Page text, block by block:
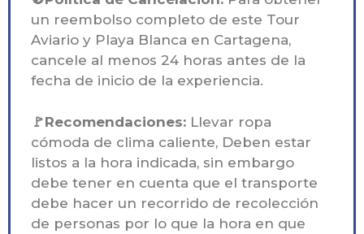
un reembolso completo de este Tour
Aviario y Playa Blanca en Cartagena,
cancele al menos 24 horas antes de la
fecha de inicio de la experiencia.
🚩Recomendaciones: Llevar ropa
cómoda de clima caliente, Deben estar
listos a la hora indicada, sin embargo
debe tener en cuenta que el transporte
debe hacer un recorrido de recolección
de personas por lo que la hora en que